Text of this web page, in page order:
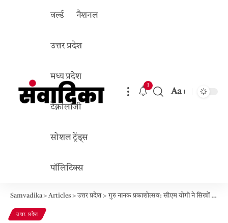
वर्ल्ड नैशनल
उत्तर प्रदेश
मध्य प्रदेश
टेक्नोलॉजी
सोशल ट्रेंड्स
पॉलिटिक्स
1
Aa
Samvadika>Articles >उत्तर प्रदेश>गुरु नानक प्रकाशोत्सव: सीएम योगी ने सिखों के धर्मांतरण पर जताई चिंता, समाज से की जांच की अपील
उत्तर प्रदेश